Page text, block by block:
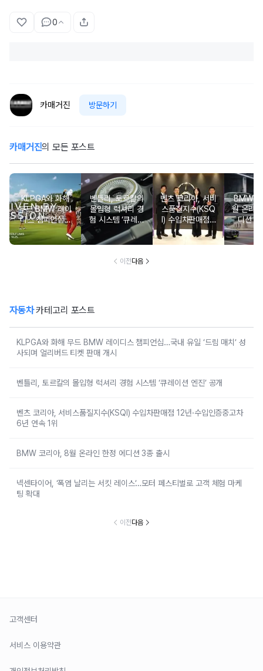
0
카매거진 방문하기
카매거진의 모든 포스트
KLPGA와 화해
무드 BMW 레이
디스 챔피언십…
국내 유일 ‘드림
매치’ 성사되며 얼
벤틀리, 토르칼의
몰입형 럭셔리 경
험 시스템 ‘큐레이
션 엔진’ 공개
벤츠 코리아, 서비
스품질지수(KSQ
I) 수입차판매점 1
2년·수입인증중고
차 6년 연속 1위
BMW
월 온라
디션 3
이전다음
자동차카테고리 포스트
KLPGA와 화해 무드 BMW 레이디스 챔피언십…국내 유일 ‘드림 매치’ 성
사되며 얼리버드 티켓 판매 개시
벤틀리, 토르칼의 몰입형 럭셔리 경험 시스템 ‘큐레이션 엔진’ 공개
벤츠 코리아, 서비스품질지수(KSQI) 수입차판매점 12년·수입인증중고차
6년 연속 1위
BMW 코리아, 8월 온라인 한정 에디션 3종 출시
넥센타이어, ‘폭염 날리는 서킷 레이스’…모터 페스티벌로 고객 체험 마케
팅 확대
이전다음
고객센터
서비스 이용약관